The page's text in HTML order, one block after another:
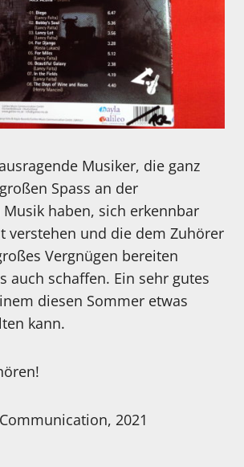
Musiker, die ganz
Spass an der
haben, sich erkennbar
verstehen und die dem Zuhörer
Vergnügen bereiten
auch schaffen. Ein sehr gutes
diesen Sommer etwas
kann.
2021